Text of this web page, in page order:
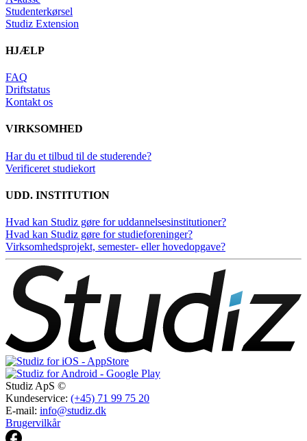
Studenterkørsel
Studiz Extension
HJÆLP
FAQ
Driftstatus
Kontakt os
VIRKSOMHED
Har du et tilbud til de studerende?
Verificeret studiekort
UDD. INSTITUTION
Hvad kan Studiz gøre for uddannelsesinstitutioner?
Hvad kan Studiz gøre for studieforeninger?
Virksomhedsprojekt, semester- eller hovedopgave?
Studiz ApS ©
Kundeservice: (+45) 71 99 75 20
E-mail: info@studiz.dk
Brugervilkår